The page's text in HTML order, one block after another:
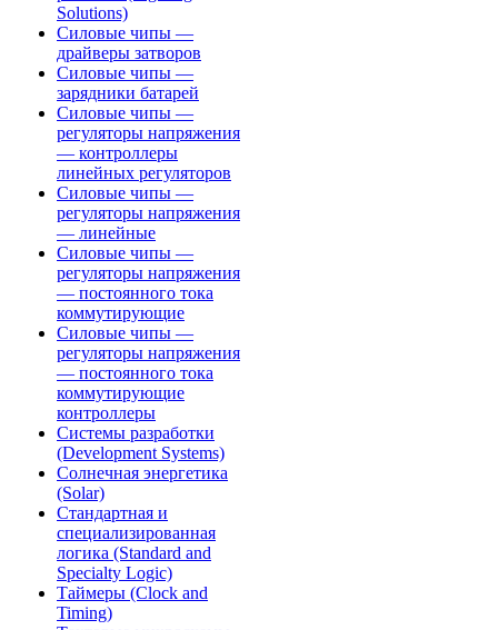
Solutions)
Силовые чипы —
драйверы затворов
Силовые чипы —
зарядники батарей
Силовые чипы —
регуляторы напряжения
— контроллеры
линейных регуляторов
Силовые чипы —
регуляторы напряжения
— линейные
Силовые чипы —
регуляторы напряжения
— постоянного тока
коммутирующие
Силовые чипы —
регуляторы напряжения
— постоянного тока
коммутирующие
контроллеры
Системы разработки
(Development Systems)
Солнечная энергетика
(Solar)
Стандартная и
специализированная
логика (Standard and
Specialty Logic)
Таймеры (Clock and
Timing)